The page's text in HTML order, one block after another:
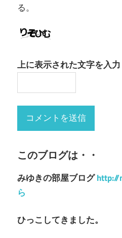
る。
上に表示された文字を入力
このブログは・・
みゆきの部屋ブログ
ら
ひっこしてきました。